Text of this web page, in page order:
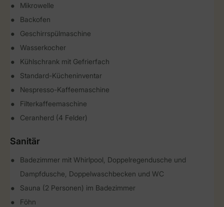
Mikrowelle
Backofen
Geschirrspülmaschine
Wasserkocher
Kühlschrank mit Gefrierfach
Standard-Kücheninventar
Nespresso-Kaffeemaschine
Filterkaffeemaschine
Ceranherd (4 Felder)
Sanitär
Badezimmer mit Whirlpool, Doppelregendusche und
Dampfdusche, Doppelwaschbecken und WC
Sauna (2 Personen) im Badezimmer
Föhn